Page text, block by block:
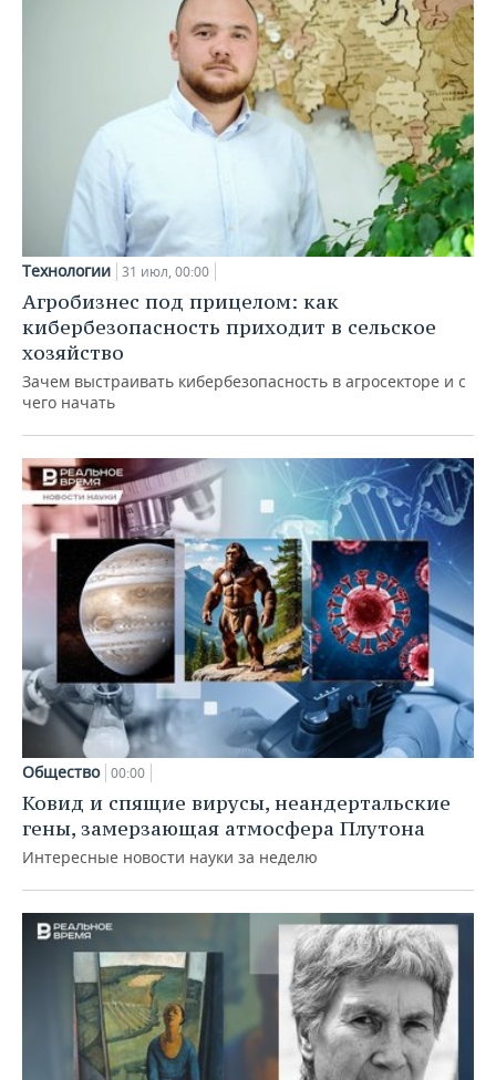
Технологии 31 июл, 00:00
Агробизнес под прицелом: как
кибербезопасность приходит в сельское
хозяйство
Зачем выстраивать кибербезопасность в агросекторе и с
чего начать
Общество 00:00
Ковид и спящие вирусы, неандертальские
гены, замерзающая атмосфера Плутона
Интересные новости науки за неделю